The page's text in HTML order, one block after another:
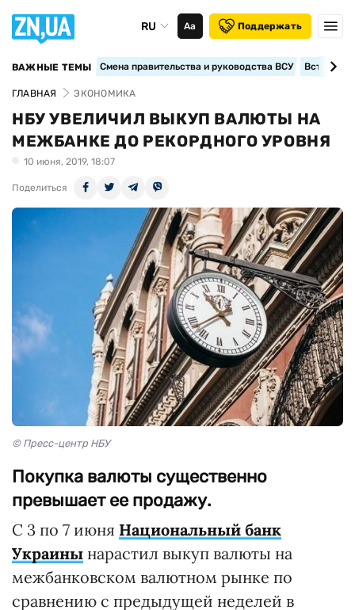
RU Аа Поддержать
ВАЖНЫЕ ТЕМЫ Смена правительства и руководства ВСУ
ГЛАВНАЯ ЭКОНОМИКА
НБУ УВЕЛИЧИЛ ВЫКУП ВАЛЮТЫ НА
МЕЖБАНКЕ ДО РЕКОРДНОГО УРОВНЯ
10 июня, 2019, 18:07
Поделиться
© Пресс-центр НБУ
Покупка валюты существенно
превышает ее продажу.
С 3 по 7 июня Национальный банк
Украины нарастил выкуп валюты на
межбанковском валютном рынке по
сравнению с предыдущей неделей в